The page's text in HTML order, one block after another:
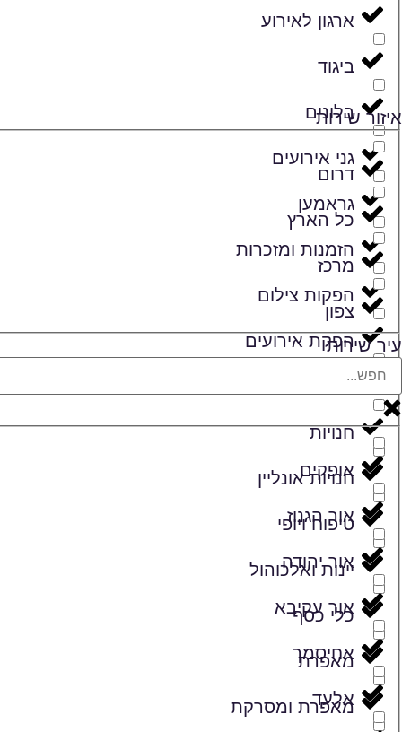
ארגון לאירוע
ביגוד
בלונים
גני אירועים
גראמען
הזמנות ומזכרות
הפקות צילום
הפקת אירועים
זמרים
חנויות
חנויות אונליין
טיפוח ויופי
יינות ואלכוהול
כלי כסף
מאפרת
מאפרת ומסרקת
איזור שירות
דרום
כל הארץ
מרכז
צפון
עיר שירות
אופקים
אור הגנוז
אור יהודה
אור עקיבא
אחיסמך
אלעד